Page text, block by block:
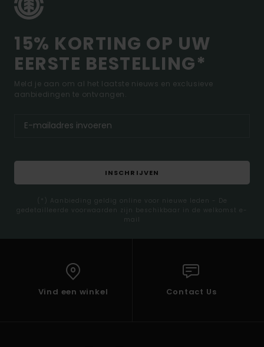
15% KORTING OP UW
EERSTE BESTELLING*
Meld je aan om al het laatste nieuws en exclusieve
aanbiedingen te ontvangen.
INSCHRIJVEN
(*) Aanbieding geldig online voor nieuwe leden - De
gedetailleerde voorwaarden zijn beschikbaar in de welkomst e-
mail
Vind een winkel Contact Us